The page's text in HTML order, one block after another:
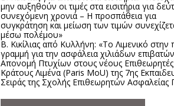
μην αυξηθούν οι τιμές στα εισιτήρια για
συνεχόμενη χρονιά – Η προσπάθεια για
συγκράτηση και μείωση των τιμών
μέσω πολέμου»
Β. Κικίλιας από Κυλλήνη: «Το Λιμενικό στην
γραμμή για την ασφάλεια χιλιάδων
Απονομή Πτυχίων στους νέους Επιθεωρητές
Κράτους Λιμένα (Paris MoU) της 7ης
Σειράς της Σχολής Επιθεωρητών Ασφαλείας